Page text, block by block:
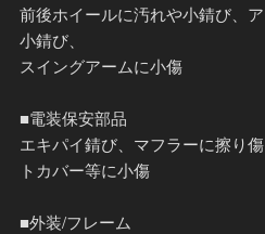
前後ホイールに汚れや小錆び、
小錆び、
スイングアームに小傷
■電装保安部品
エキパイ錆び、マフラーに擦り
トカバー等に小傷
■外装/フレーム